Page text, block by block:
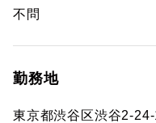
不問
勤務地
東京都渋谷区渋谷2-